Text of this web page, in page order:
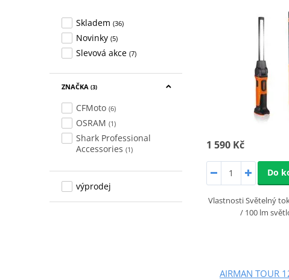
Skladem (36)
Novinky (5)
Slevová akce (7)
ZNAČKA (3)
CFMoto (6)
OSRAM (1)
Shark Professional
Accessories (1)
výprodej
1 590 Kč
Do
Vlastnosti Světelný
/ 100 lm
AIRMAN TOUR